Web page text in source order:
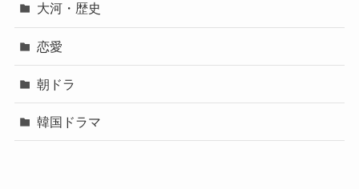
大河・歴史
恋愛
朝ドラ
韓国ドラマ